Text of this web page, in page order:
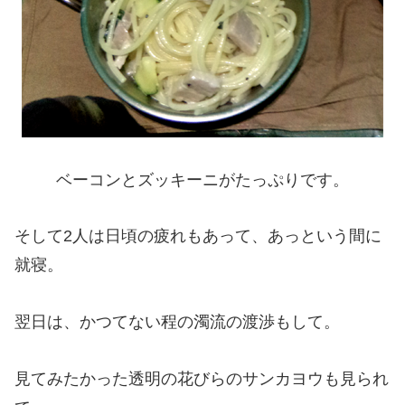
ベーコンとズッキーニがたっぷりです。
そして2人は日頃の疲れもあって、あっという間に
就寝。
翌日は、かつてない程の濁流の渡渉もして。
見てみたかった透明の花びらのサンカヨウも見られ